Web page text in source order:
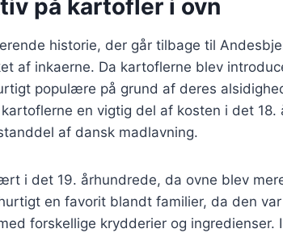
på kartofler i ovn
historie, der går tilbage til
af inkaerne. Da kartoflerne blev
populære på grund af deres
en vigtig del af kosten i det 18.
af dansk madlavning.
i det 19. århundrede, da ovne blev
en favorit blandt familier, da den
forskellige krydderier og ingredienser.